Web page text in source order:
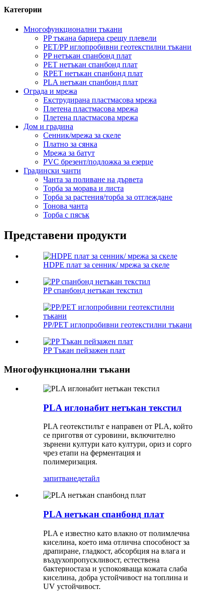
Категории
Многофункционални тъкани
PP тъкана бариера срещу плевели
PET/PP иглопробивни геотекстилни тъкани
PP нетъкан спанбонд плат
PET нетъкан спанбонд плат
RPET нетъкан спанбонд плат
PLA нетъкан спанбонд плат
Ограда и мрежа
Екструдирана пластмасова мрежа
Плетена пластмасова мрежа
Плетена пластмасова мрежа
Дом и градина
Сенник/мрежа за скеле
Платно за сянка
Мрежа за батут
PVC брезент/подложка за езерце
Градински чанти
Чанта за поливане на дървета
Торба за морава и листа
Торба за растения/торба за отглеждане
Тонова чанта
Торба с пясък
Представени продукти
HDPE плат за сенник/ мрежа за скеле
PP спанбонд нетъкан текстил
PP/PET иглопробивни геотекстилни тъкани
PP Тъкан пейзажен плат
Многофункционални тъкани
PLA иглонабит нетъкан текстил
PLA геотекстилът е направен от PLA, който
се приготвя от суровини, включително
зърнени култури като култури, ориз и сорго
чрез етапи на ферментация и
полимеризация.
запитванедетайл
PLA нетъкан спанбонд плат
PLA е известно като влакно от полимлечна
киселина, което има отлична способност за
драпиране, гладкост, абсорбция на влага и
въздухопропускливост, естествена
бактериостаза и успокояваща кожата слаба
киселина, добра устойчивост на топлина и
UV устойчивост.